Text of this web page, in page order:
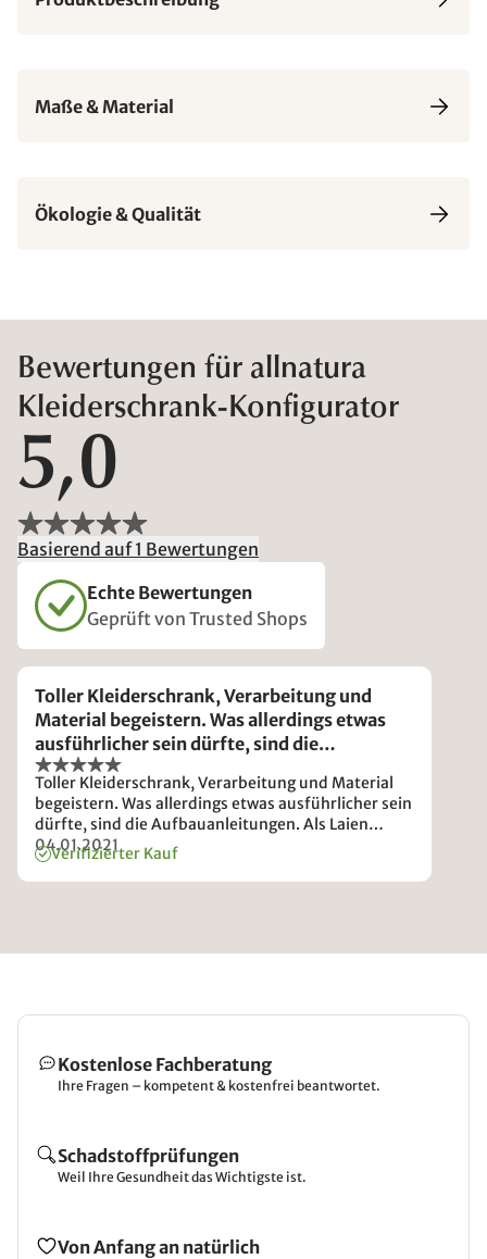
Maße & Material
Ökologie & Qualität
Bewertungen für allnatura
Kleiderschrank-Konfigurator
5,0
Basierend auf 1 Bewertungen
Echte Bewertungen
Geprüft von Trusted Shops
Toller Kleiderschrank, Verarbeitung und
Material begeistern. Was allerdings etwas
ausführlicher sein dürfte, sind die
Aufbauanleitungen.
Toller Kleiderschrank, Verarbeitung und Material
begeistern. Was allerdings etwas ausführlicher sein
dürfte, sind die Aufbauanleitungen. Als Laien
haben wir uns stellenweise doch etwas schwer
getan, auch wenn wir es im Endeffekt geschafft
haben mit dem Aufbau.
04.01.2021
Verifizierter Kauf
Kostenlose Fachberatung
Ihre Fragen – kompetent & kostenfrei beantwortet.
Schadstoffprüfungen
Weil Ihre Gesundheit das Wichtigste ist.
Von Anfang an natürlich